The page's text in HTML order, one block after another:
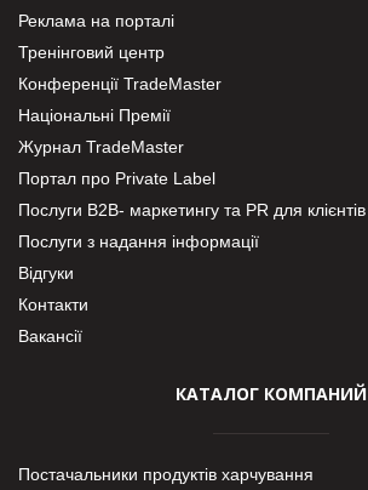
Реклама на порталі
Тренінговий центр
Конференції TradeMaster
Національні Премії
Журнал TradeMaster
Портал про Private Label
Послуги В2В- маркетингу та PR для клієнтів
Послуги з надання інформації
Відгуки
Контакти
Вакансії
КАТАЛОГ КОМПАНИЙ
Постачальники продуктів харчування